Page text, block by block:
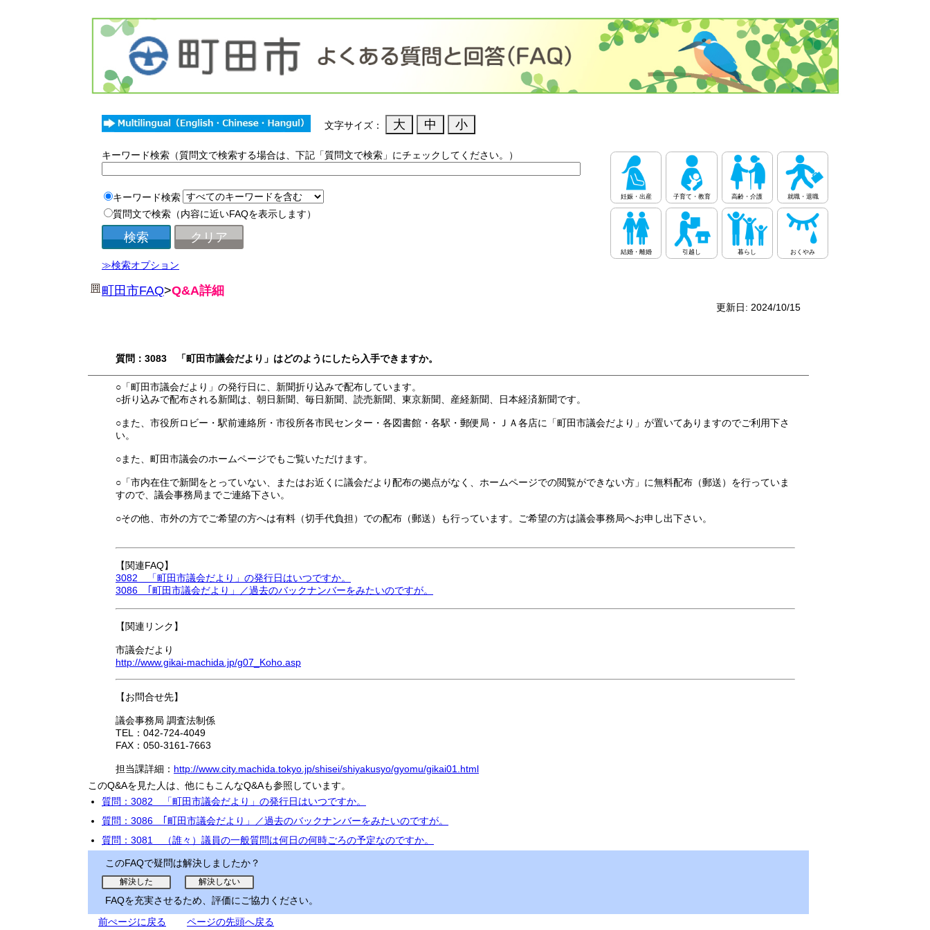
文字サイズ：
キーワード検索（質問文で検索する場合は、下記「質問文で検索」にチェックしてください。）
キーワード検索
質問文で検索（内容に近いFAQを表示します）
≫検索オプション
町田市FAQ>Q&A詳細
更新日: 2024/10/15
質問：3083 「町田市議会だより」はどのようにしたら入手できますか。
○「町田市議会だより」の発行日に、新聞折り込みで配布しています。
○折り込みで配布される新聞は、朝日新聞、毎日新聞、読売新聞、東京新聞、産経新聞、日本経済新聞です。
○また、市役所ロビー・駅前連絡所・市役所各市民センター・各図書館・各駅・郵便局・ＪＡ各店に「町田市議会だより」が置いてありますのでご利用下さ
い。
○また、町田市議会のホームページでもご覧いただけます。
○「市内在住で新聞をとっていない、またはお近くに議会だより配布の拠点がなく、ホームページでの閲覧ができない方」に無料配布（郵送）を行っていま
すので、議会事務局までご連絡下さい。
○その他、市外の方でご希望の方へは有料（切手代負担）での配布（郵送）も行っています。ご希望の方は議会事務局へお申し出下さい。
【関連FAQ】
3082 「町田市議会だより」の発行日はいつですか。
3086 ｢町田市議会だより」／過去のバックナンバーをみたいのですが。
【関連リンク】
市議会だより
http://www.gikai-machida.jp/g07_Koho.asp
【お問合せ先】
議会事務局 調査法制係
TEL：042-724-4049
FAX：050-3161-7663
担当課詳細： http://www.city.machida.tokyo.jp/shisei/shiyakusyo/gyomu/gikai01.html
このQ&Aを見た人は、他にもこんなQ&Aも参照しています。
質問：3082 「町田市議会だより」の発行日はいつですか。
質問：3086 ｢町田市議会だより」／過去のバックナンバーをみたいのですが。
質問：3081 （誰々）議員の一般質問は何日の何時ごろの予定なのですか。
このFAQで疑問は解決しましたか？
FAQを充実させるため、評価にご協力ください。
妊娠・出産 子育て・教育 高齢・介護 就職・退職
結婚・離婚 引越し 暮らし おくやみ
前ぺージに戻る ページの先頭へ戻る